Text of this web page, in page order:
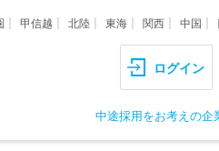
甲信越 北陸 東海 関西 中国
ログイン
中途採用をお考えの企